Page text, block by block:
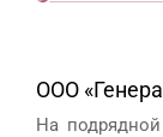
ООО
На